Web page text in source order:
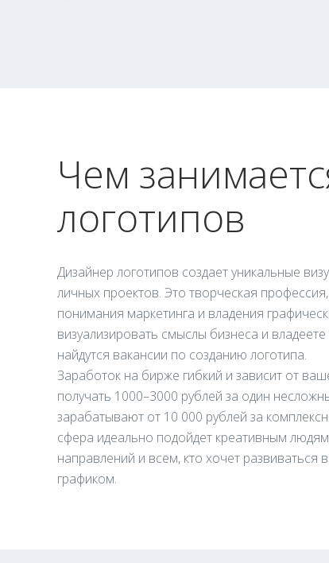
Чем
логотипов
Дизайнер логотипов создает уникальные
личных проектов. Это творческая
понимания маркетинга и владения
визуализировать смыслы бизнеса и
найдутся вакансии по созданию логотипа.
Заработок на бирже гибкий и зависит от
получать 1000–3000 рублей за один
зарабатывают от 10 000 рублей за
сфера идеально подойдет креативным
направлений и всем, кто хочет развиваться
графиком.